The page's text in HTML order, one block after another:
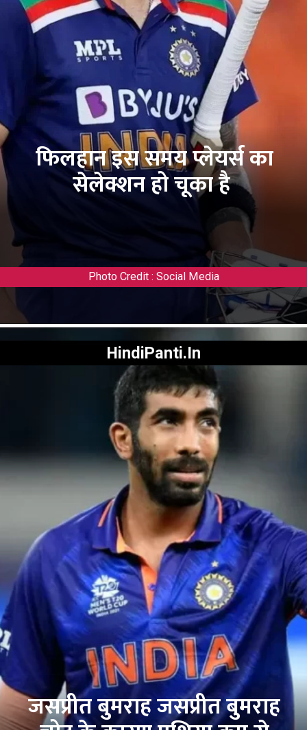
Photo Credit : Social Media
फिलहान इस समय प्लेयर्स का
सेलेक्शन हो चूका है
HindiPanti.In
जसप्रीत बुमराह जसप्रीत बुमराह